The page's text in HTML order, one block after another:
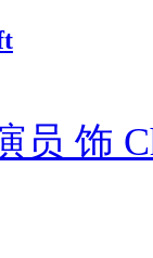
员 饰